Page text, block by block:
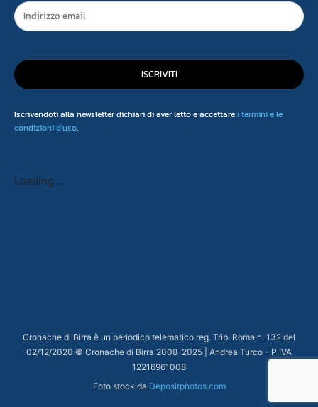
ISCRIVITI
Iscrivendoti alla newsletter dichiari di aver letto e accettarei termini e le
condizioni d'uso.
Loading...
Cronache di Birra è un periodico telematico reg. Trib. Roma n. 132 del
02/12/2020 © Cronache di Birra 2008-2025 | Andrea Turco - P.IVA
12216961008
Foto stock da Depositphotos.com